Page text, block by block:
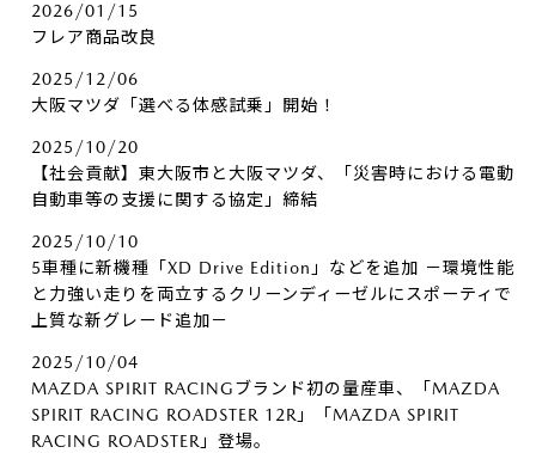
2026/01/15
フレア商品改良
2025/12/06
大阪マツダ「選べる体感試乗」開始！
2025/10/20
【社会貢献】東大阪市と大阪マツダ、「災害時における電動
自動車等の支援に関する協定」締結
2025/10/10
5車種に新機種「XD Drive Edition」などを追加 －環境性能
と力強い走りを両立するクリーンディーゼルにスポーティで
上質な新グレード追加－
2025/10/04
MAZDA SPIRIT RACINGブランド初の量産車、「MAZDA
SPIRIT RACING ROADSTER 12R」「MAZDA SPIRIT
RACING ROADSTER」登場。